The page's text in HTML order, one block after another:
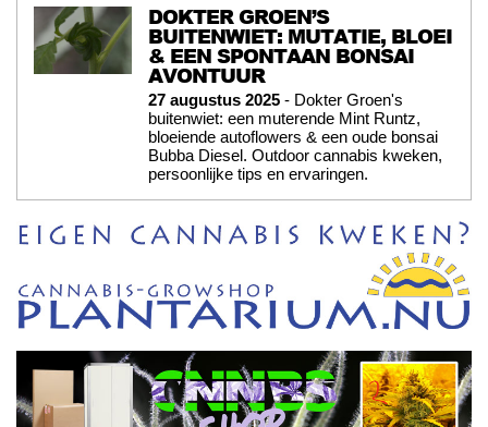
DOKTER GROEN’S
BUITENWIET: MUTATIE, BLOEI
& EEN SPONTAAN BONSAI
AVONTUUR
27 augustus 2025 - Dokter Groen's
buitenwiet: een muterende Mint Runtz,
bloeiende autoflowers & een oude bonsai
Bubba Diesel. Outdoor cannabis kweken,
persoonlijke tips en ervaringen.